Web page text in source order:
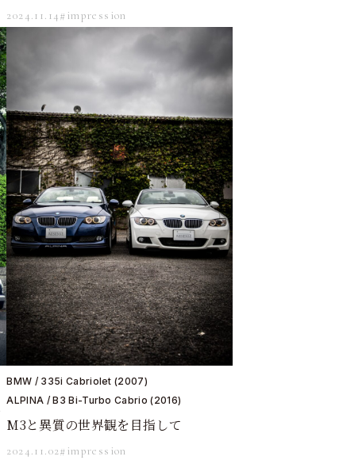
2024.11.14#impression
BMW / 335i Cabriolet (2007)
ALPINA / B3 Bi-Turbo Cabrio (2016)
M3と異質の世界観を目指して
2024.11.02#impression